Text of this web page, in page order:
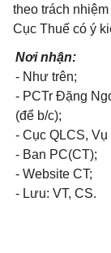
theo trách
Cục Thuế có ý
Nơi nhận:
- Như trên;
- PCTr Đặng
(để b/c);
- Cục QLCS, Vụ
- Ban PC(CT);
- Website CT;
- Lưu: VT, CS.